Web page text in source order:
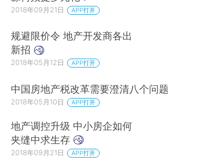
2018年09月21日 APP打开
规避限价令 地产开发商各出
新招
2018年05月12日 APP打开
中国房地产税改革需要澄清八个问题
2018年05月10日 APP打开
地产调控升级 中小房企如何
夹缝中求生存
2018年09月21日 APP打开